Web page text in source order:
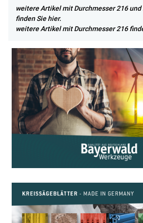
weitere Artikel mit Durchmesser 216 und
finden Sie hier.
weitere Artikel mit Durchmesser 216